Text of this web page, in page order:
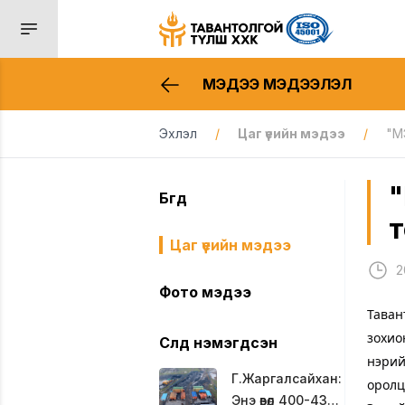
МЭДЭЭ МЭДЭЭЛЭЛ
Эхлэл / Цаг үеийн мэдээ /
Бүгд
Цаг үеийн мэдээ
Фото мэдээ
Сүүлд нэмэгдсэн
Г.Жаргалсайхан:
Энэ өвөл 400-430